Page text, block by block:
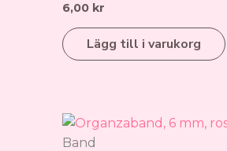
6,00 kr
Lägg till i varukorg
Band